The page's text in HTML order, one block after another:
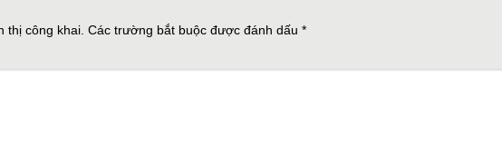
thị công khai. Các trường bắt buộc được đánh dấu *